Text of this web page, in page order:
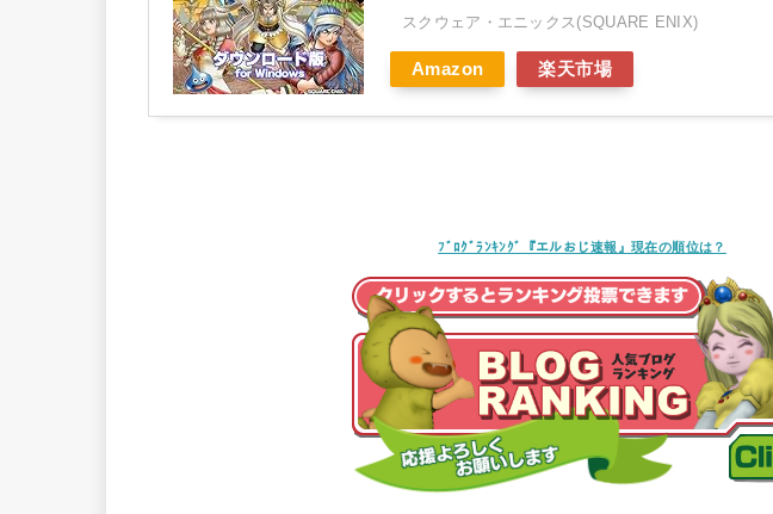
スクウェア・エニックス(SQUARE ENIX)
Amazon 楽天市場
ﾌﾞﾛｸﾞﾗﾝｷﾝｸﾞ『エルおじ速報』現在の順位は？